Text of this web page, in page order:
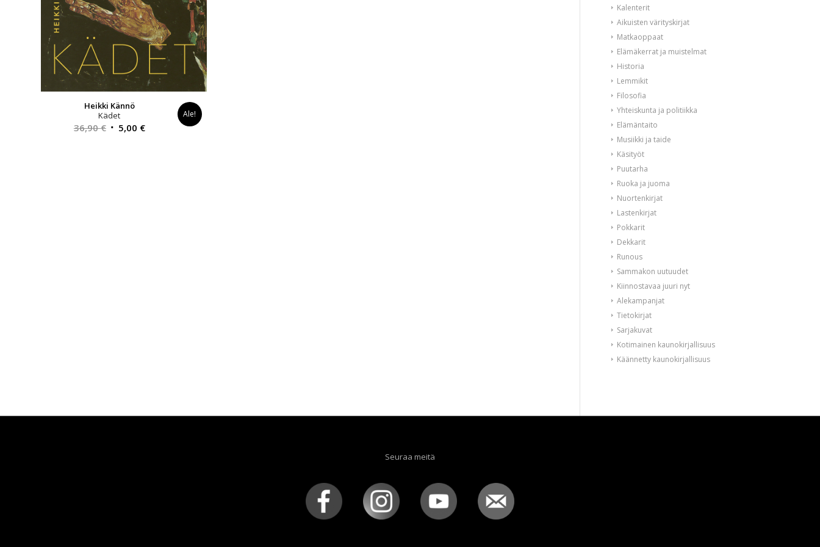
Heikki Kännö
Kädet
36,90€ Alkuperäinen
5,00 €Nykyinen
Ale!
Kalenterit
Aikuisten värityskirjat
Matkaoppaat
Elämäkerrat ja muistelmat
Historia
Lemmikit
Filosofia
Yhteiskunta ja politiikka
Elämäntaito
Musiikki ja taide
Käsityöt
Puutarha
Ruoka ja juoma
Nuortenkirjat
Lastenkirjat
Pokkarit
Dekkarit
Runous
Sammakon uutuudet
Kiinnostavaa juuri nyt
Alekampanjat
Tietokirjat
Sarjakuvat
Kotimainen kaunokirjallisuus
Käännetty kaunokirjallisuus
Seuraa meitä